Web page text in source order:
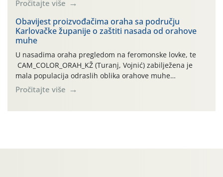
orahove muhe (Rhagoletis completa)! Već dvanaest dana
traje drugi ovogodišnji “toplinski udar”, koji naročito
izražen zadnja šest dana (31.7.-05.8.), jer najviše
temperature zraka svakodnevno […]
Pročitajte više
Obavijest proizvođačima oraha sa području
Karlovačke županije o zaštiti nasada od orahove
muhe
U nasadima oraha pregledom na feromonske lovke, te
CAM_COLOR_ORAH_KŽ (Turanj, Vojnić) zabilježena je
mala populacija odraslih oblika orahove muhe
(Rhagoletis completa). Niska brojnost može se objasniti
činjenicom da je riječ o mladim nasadima s vrlo malim
Pročitajte više